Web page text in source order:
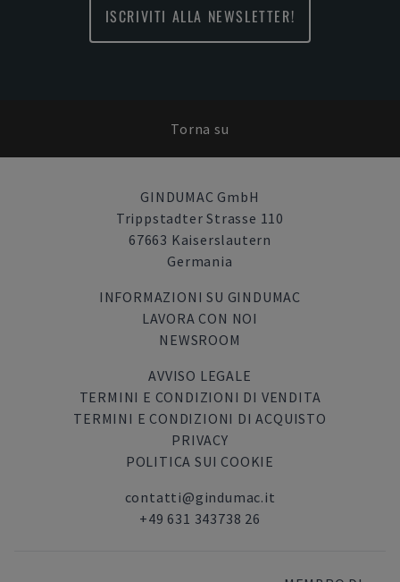
ISCRIVITI ALLA NEWSLETTER!
Torna su
GINDUMAC GmbH
Trippstadter Strasse 110
67663 Kaiserslautern
Germania
INFORMAZIONI SU GINDUMAC
LAVORA CON NOI
NEWSROOM
AVVISO LEGALE
TERMINI E CONDIZIONI DI VENDITA
TERMINI E CONDIZIONI DI ACQUISTO
PRIVACY
POLITICA SUI COOKIE
contatti@gindumac.it
+49 631 343738 26